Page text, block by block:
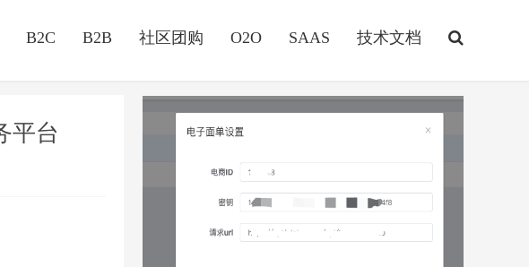
B2C B2B 社区团购 O2O SAAS 技术文档
平台